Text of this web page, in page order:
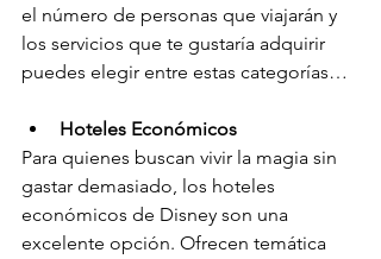
el número de personas que viajarán y
los servicios que te gustaría adquirir
puedes elegir entre estas categorías…
Hoteles Económicos
Para quienes buscan vivir la magia sin
gastar demasiado, los hoteles
económicos de Disney son una
excelente opción. Ofrecen temática